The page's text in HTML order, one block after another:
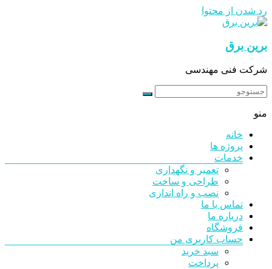
رد شدن از محتوا
برین برق
شرکت فنی مهندسی
منو
خانه
پروژه ها
خدمات
تعمیر و نگهداری
طراحی و ساخت
نصب و راه اندازی
تماس با ما
درباره ما
فروشگاه
حساب کاربری من
سبد خرید
پرداخت